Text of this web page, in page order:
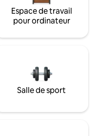
Espace de travail
pour ordinateur
Salle de sport